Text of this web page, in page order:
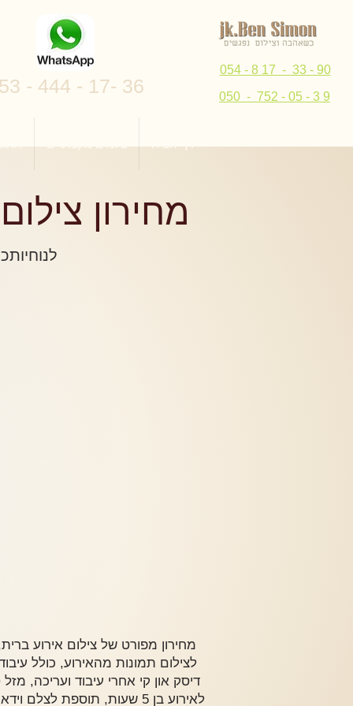
- 444 - 17- 36
054 - 8 17 - 33 - 90
050 - 752 - 05 - 3 9
דף הבית צלמים מקצועיים
מחירון